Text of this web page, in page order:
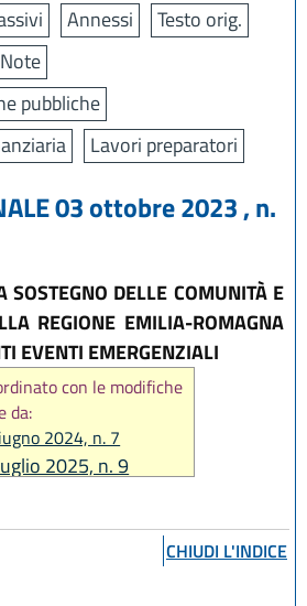
Annessi
Testo orig.
pubbliche
Lavori preparatori
03 ottobre 2023 , n.
SOSTEGNO DELLE COMUNITÀ E
REGIONE EMILIA-ROMAGNA
EVENTI EMERGENZIALI
con le modifiche
da:
2024, n. 7
2025, n. 9
CHIUDI L'INDICE